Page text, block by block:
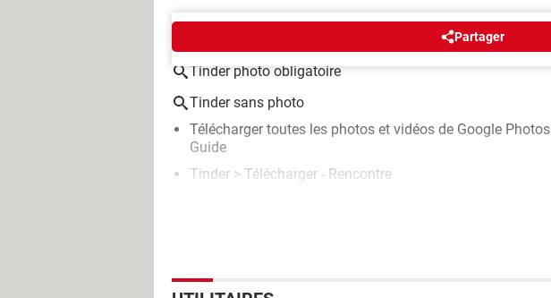
Partager
Tinder photo obligatoire
Tinder sans photo
Télécharger toutes les photos et vidéos de Google Photos
Guide
Tinder > Télécharger - Rencontre